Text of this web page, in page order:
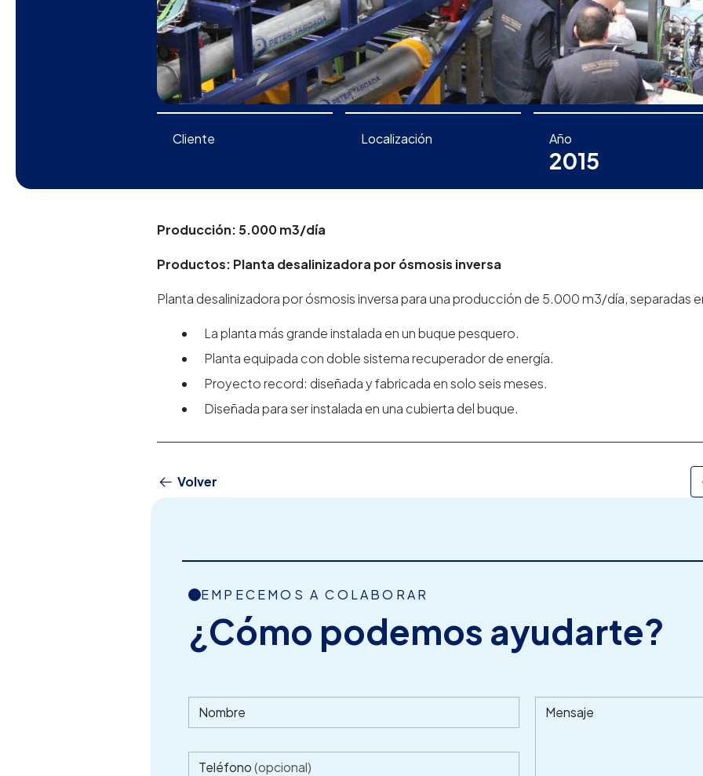
Cliente Localización Año
2015
Producción: 5.000 m3/día
Productos: Planta desalinizadora por ósmosis inversa
Planta desalinizadora por ósmosis inversa para una producción de 5.000 m3/día, separadas
La planta más grande instalada en un buque pesquero.
Planta equipada con doble sistema recuperador de energía.
Proyecto record: diseñada y fabricada en solo seis meses.
Diseñada para ser instalada en una cubierta del buque.
Volver
EMPECEMOS A COLABORAR
¿Cómo podemos ayudarte?
Nombre
Teléfono(opcional)
Mensaje